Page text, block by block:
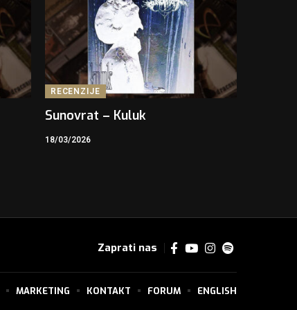
RECENZIJE
Sunovrat – Kuluk
18/03/2026
Zaprati nas
MARKETING KONTAKT FORUM ENGLISH